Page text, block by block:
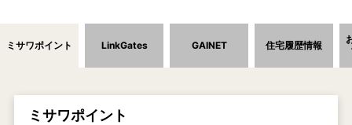
ミサワポイント LinkGates GAINET 住宅履歴情報
ミサワポイント